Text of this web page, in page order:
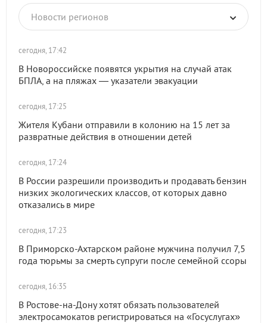
Новости регионов
сегодня, 17:42
В Новороссийске появятся укрытия на случай атак
БПЛА, а на пляжах — указатели эвакуации
сегодня, 17:25
Жителя Кубани отправили в колонию на 15 лет за
развратные действия в отношении детей
сегодня, 17:24
В России разрешили производить и продавать бензин
низких экологических классов, от которых давно
отказались в мире
сегодня, 17:23
В Приморско-Ахтарском районе мужчина получил 7,5
года тюрьмы за смерть супруги после семейной ссоры
сегодня, 16:35
В Ростове-на-Дону хотят обязать пользователей
электросамокатов регистрироваться на «Госуслугах»